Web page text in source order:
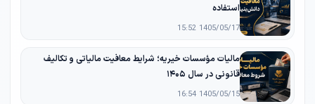
استفاده
1405/05/17 15:52
مالیات مؤسسات خیریه؛ شرایط معافیت مالیاتی و تکالیف
قانونی در سال ۱۴۰۵
1405/05/15 16:54